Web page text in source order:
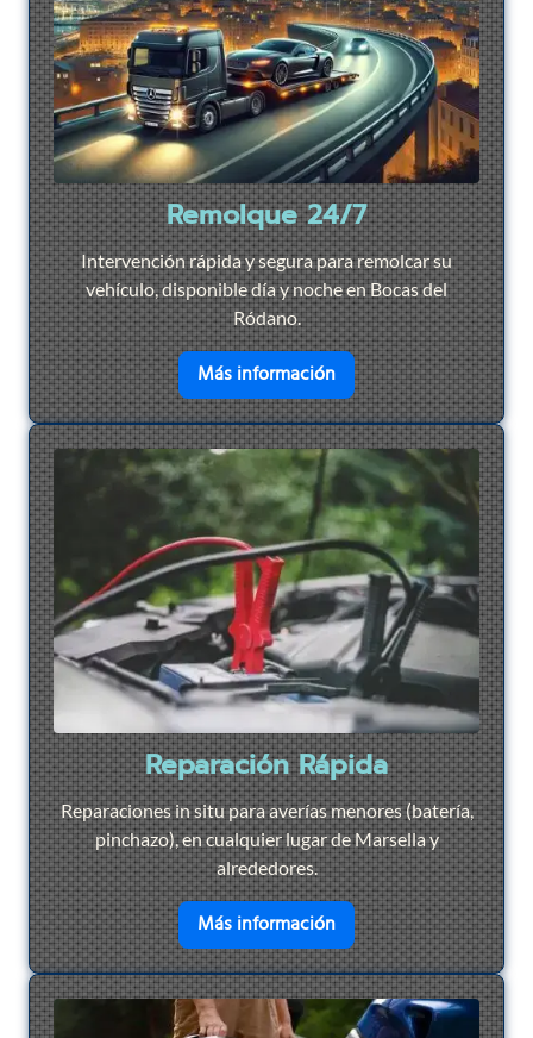
Remolque 24/7
Intervención rápida y segura para remolcar su
vehículo, disponible día y noche en Bocas del
Ródano.
Más informaciónen savoir plus sur
Reparación Rápida
Reparaciones in situ para averías menores (batería,
pinchazo), en cualquier lugar de Marsella y
alrededores.
Más informaciónen savoir plus sur